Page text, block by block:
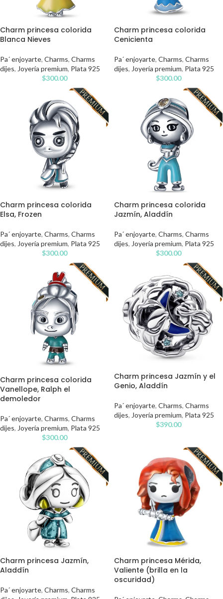
Charm princesa colorida
Blanca Nieves
Pa´ enjoyarte, Charms, Charms
dijes, Joyería premium, Plata 925
$300.00
Charm princesa colorida
Cenicienta
Pa´ enjoyarte, Charms, Charms
dijes, Joyería premium, Plata 925
$300.00
Charm princesa colorida
Elsa, Frozen
Pa´ enjoyarte, Charms, Charms
dijes, Joyería premium, Plata 925
$300.00
Charm princesa colorida
Jazmín, Aladdín
Pa´ enjoyarte, Charms, Charms
dijes, Joyería premium, Plata 925
$300.00
Charm princesa colorida
Vanellope, Ralph el
demoledor
Pa´ enjoyarte, Charms, Charms
dijes, Joyería premium, Plata 925
$300.00
Charm princesa Jazmín y el
Genio, Aladdín
Pa´ enjoyarte, Charms, Charms
dijes, Joyería premium, Plata 925
$390.00
Charm princesa Jazmín,
Aladdín
Pa´ enjoyarte, Charms, Charms
Charm princesa Mérida,
Valiente (brilla en la
oscuridad)